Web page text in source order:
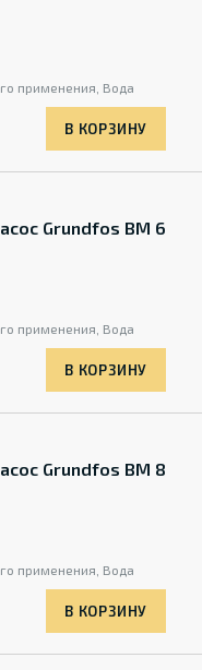
применения, Вода
В КОРЗИНУ
Grundfos BM 6
применения, Вода
В КОРЗИНУ
Grundfos BM 8
применения, Вода
В КОРЗИНУ